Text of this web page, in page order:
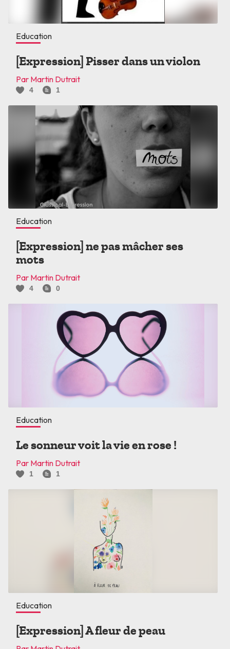
Education
[Expression] Pisser dans un violon
Par Martin Dutrait
4 1
Education
[Expression] ne pas mâcher ses
mots
Par Martin Dutrait
4 0
Education
Le sonneur voit la vie en rose !
Par Martin Dutrait
1 1
Education
[Expression] A fleur de peau